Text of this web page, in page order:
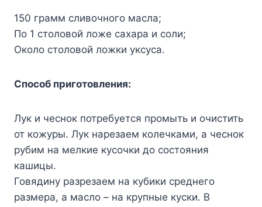
150 грамм сливочного масла;
По 1 столовой ложе сахара и соли;
Около столовой ложки уксуса.
Способ приготовления:
Лук и чеснок потребуется промыть и очистить
от кожуры. Лук нарезаем колечками, а чеснок
рубим на мелкие кусочки до состояния
кашицы.
Говядину разрезаем на кубики среднего
размера, а масло – на крупные куски. В